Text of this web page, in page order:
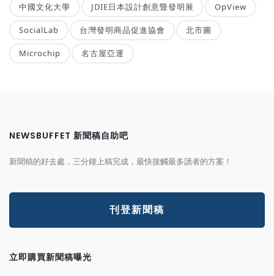
中國文化大學 JDIE日本設計創意暨發明展 OpView
SocialLab 台灣發明商品促進協會 北市圖
Microchip 名古屋亞運
NEWSBUFFET 新聞稿自助吧
新聞稿的好去處，三分鐘上稿完成，最快接觸最多讀者的方案！
刊登新聞稿
立即購買新聞稿曝光